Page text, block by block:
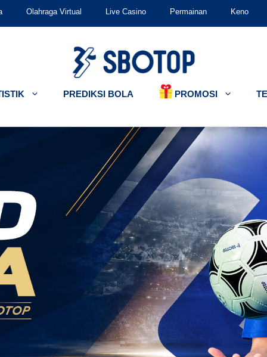
Olahraga Virtual Live Casino Permainan Keno
PREDIKSI BOLA PROMOSI